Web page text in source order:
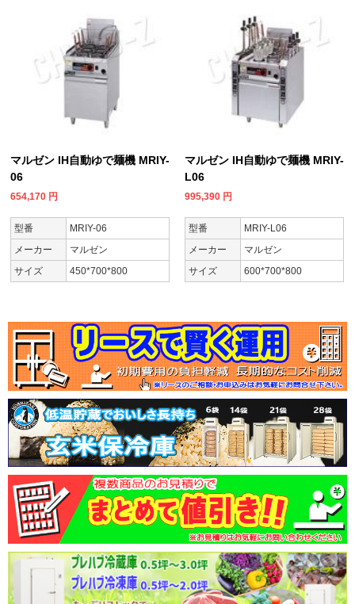
マルゼン IH自動ゆで麺機 MRIY-
06
654,170 円
型番
MRIY-06
メーカー
マルゼン
サイズ
450*700*800
マルゼン IH自動ゆで麺機 MRIY-
L06
995,390 円
型番
MRIY-L06
メーカー
マルゼン
サイズ
600*700*800